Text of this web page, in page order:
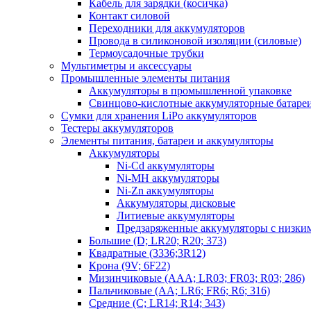
Кабель для зарядки (косичка)
Контакт силовой
Переходники для аккумуляторов
Провода в силиконовой изоляции (силовые)
Термоусадочные трубки
Мультиметры и аксессуары
Промышленные элементы питания
Аккумуляторы в промышленной упаковке
Свинцово-кислотные аккумуляторные
Сумки для хранения LiPo аккумуляторов
Тестеры аккумуляторов
Элементы питания, батареи и аккумуляторы
Аккумуляторы
Ni-Cd аккумуляторы
Ni-MH аккумуляторы
Ni-Zn аккумуляторы
Аккумуляторы дисковые
Литиевые аккумуляторы
Предзаряженные аккумуляторы с
Большие (D; LR20; R20; 373)
Квадратные (3336;3R12)
Крона (9V; 6F22)
Мизинчиковые (AAA; LR03; FR03; R03; 286)
Пальчиковые (AA; LR6; FR6; R6; 316)
Средние (C; LR14; R14; 343)